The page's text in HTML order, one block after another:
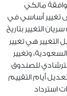
مالكي
تغيير أساسي في
التغيير بتاريخ
التغيير هي تغيير
وتغيير
للصندوق
أيام التقييم
استرداد